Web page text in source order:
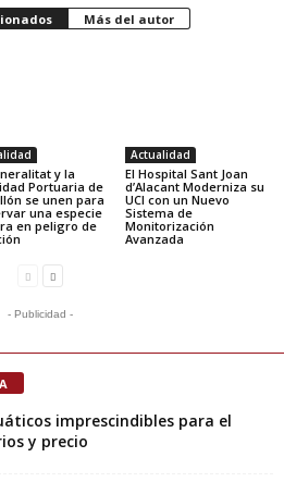
Más del autor
y la
Portuaria de
se unen para
una especie
en peligro de
Actualidad
El Hospital Sant Joan
d’Alacant Moderniza su
UCI con un Nuevo
Sistema de
Monitorización
Avanzada
- Publicidad -
imprescindibles para el
y precio